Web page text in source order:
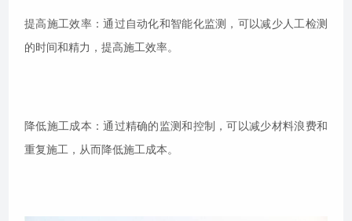
提高施工效率：通过自动化和智能化监测，可以减少人工检测
的时间和精力，提高施工效率。
降低施工成本：通过精确的监测和控制，可以减少材料浪费和
重复施工，从而降低施工成本。